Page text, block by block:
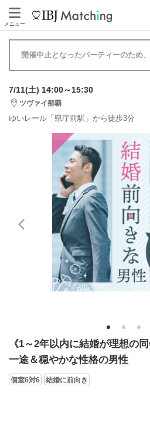
メニュー
開催中止となったパーティーのため
7/11(土) 14:00～15:30
ツヴァイ那覇
ゆいレール「県庁前駅」から徒歩3分
1 2 3
《1～2年以内に結婚が理想の同
一途＆穏やかな性格の男性
個室6対6 結婚に前向き